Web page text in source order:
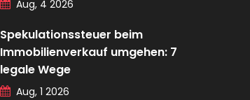
Aug, 4 2026
Spekulationssteuer beim
Immobilienverkauf umgehen: 7
legale Wege
Aug, 1 2026